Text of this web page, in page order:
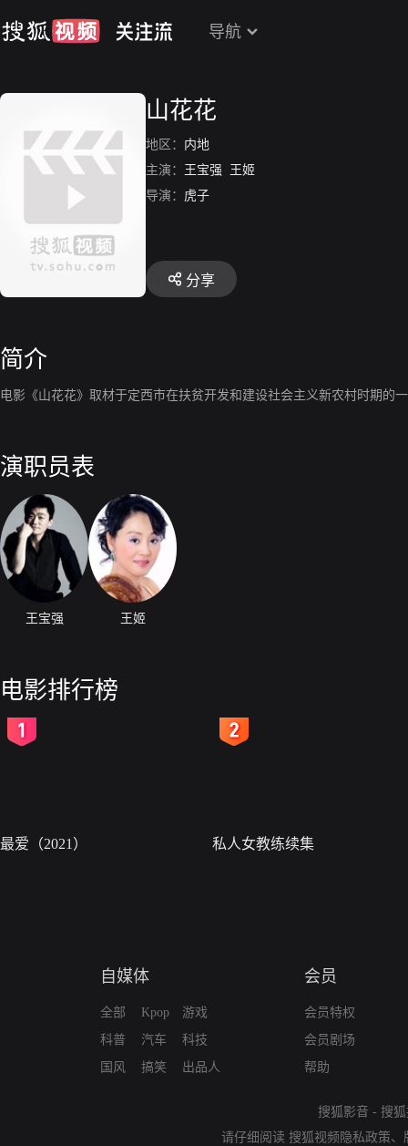
导航
山花花
地区： 内地
主演：
王宝强
王姬
导演： 虎子
分享
简介
电影《山花花》取材于定西市在扶贫开发和建设社会主义新农村时期的
演职员表
王宝强 王姬
电影排行榜
最爱（2021） 私人女教练续集
自媒体
全部
科普
国风
Kpop
汽车
搞笑
游戏
科技
出品人
会员
会员特权
会员剧场
帮助
搜狐影音 - 搜
请仔细阅读 搜狐视频隐私政策、